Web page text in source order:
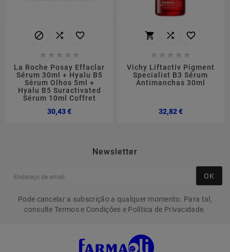
  
    
La Roche Posay Effaclar
Sérum 30ml + Hyalu B5
Sérum Olhos 5ml +
Hyalu B5 Suractivated
Sérum 10ml Coffret
30,43 €Preço
  
    
Vichy Liftactiv Pigment
Specialist B3 Sérum
Antimanchas 30ml
32,82 €Preço
Newsletter
OK
Pode cancelar a subscrição a qualquer momento. Para tal,
consulte Termos e Condições e Política de Privacidade.